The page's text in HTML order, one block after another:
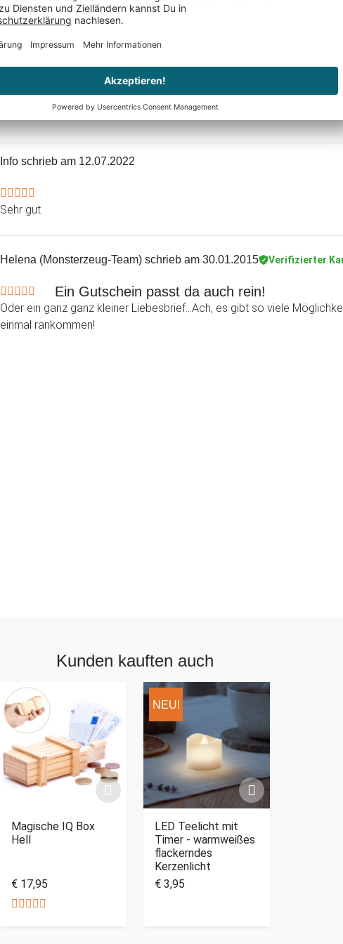
Info schrieb am 12.07.2022
Sehr gut
Helena (Monsterzeug-Team) schrieb am 30.01.2015 Verifizierter
Ein Gutschein passt da auch rein!
Oder ein ganz ganz kleiner Liebesbrief...Ach, es gibt so viele
einmal rankommen!
Kunden kauften auch
Magische IQ Box
Hell
€ 17,95
NEU!
LED Teelicht mit
Timer - warmweißes
flackerndes
Kerzenlicht
€ 3,95